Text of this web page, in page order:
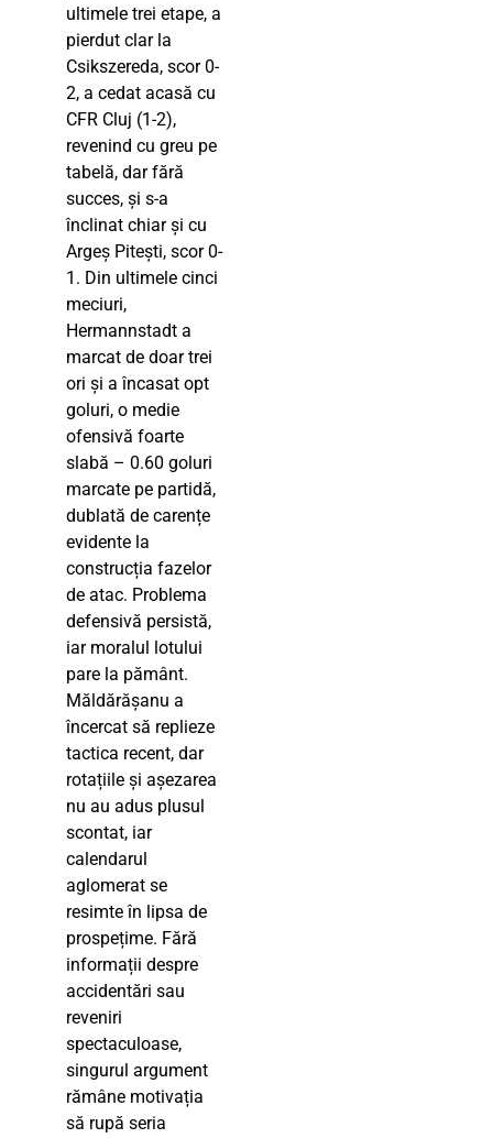
ultimele trei etape, a
pierdut clar la
Csikszereda, scor 0-
2, a cedat acasă cu
CFR Cluj (1-2),
revenind cu greu pe
tabelă, dar fără
succes, și s-a
înclinat chiar și cu
Argeș Pitești, scor 0-
1. Din ultimele cinci
meciuri,
Hermannstadt a
marcat de doar trei
ori și a încasat opt
goluri, o medie
ofensivă foarte
slabă – 0.60 goluri
marcate pe partidă,
dublată de carențe
evidente la
construcția fazelor
de atac. Problema
defensivă persistă,
iar moralul lotului
pare la pământ.
Măldărășanu a
încercat să replieze
tactica recent, dar
rotațiile și așezarea
nu au adus plusul
scontat, iar
calendarul
aglomerat se
resimte în lipsa de
prospețime. Fără
informații despre
accidentări sau
reveniri
spectaculoase,
singurul argument
rămâne motivația
să rupă seria